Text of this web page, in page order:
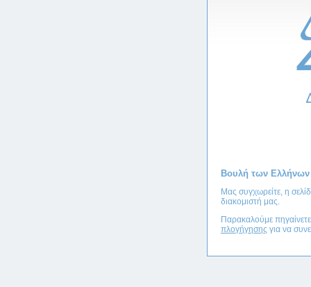
Βουλή των Ελλήνων
Μας συγχωρείτε, η
διακομιστή μας.
Παρακαλούμε
πλογήγησης για να